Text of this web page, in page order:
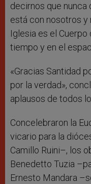
decirnos que nunca
está con nosotros y
Iglesia es el Cuerpo
tiempo y en el
«Gracias Santidad
por la verdad»,
aplausos de todos
Concelebraron la
vicario para la
Camillo Ruini–, los
Benedetto Tuzia
Ernesto Mandara